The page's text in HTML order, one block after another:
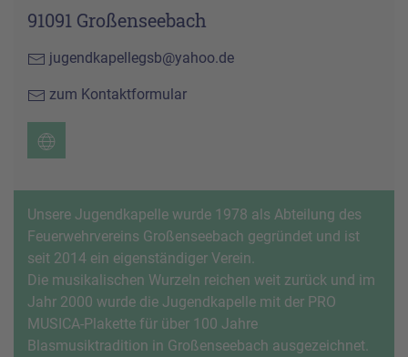
91091 Großenseebach
jugendkapellegsb@yahoo.de
zum Kontaktformular
Unsere Jugendkapelle wurde 1978 als Abteilung des
Feuerwehrvereins Großenseebach gegründet und ist
seit 2014 ein eigenständiger Verein.
Die musikalischen Wurzeln reichen weit zurück und im
Jahr 2000 wurde die Jugendkapelle mit der PRO
MUSICA-Plakette für über 100 Jahre
Blasmusiktradition in Großenseebach ausgezeichnet.